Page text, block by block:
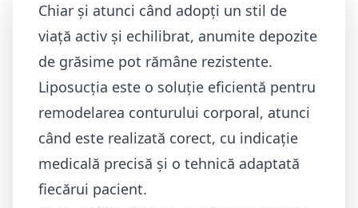
Chiar și atunci când adopți un stil de
viață activ și echilibrat, anumite depozite
de grăsime pot rămâne rezistente.
Liposucția este o soluție eficientă pentru
remodelarea conturului corporal, atunci
când este realizată corect, cu indicație
medicală precisă și o tehnică adaptată
fiecărui pacient.